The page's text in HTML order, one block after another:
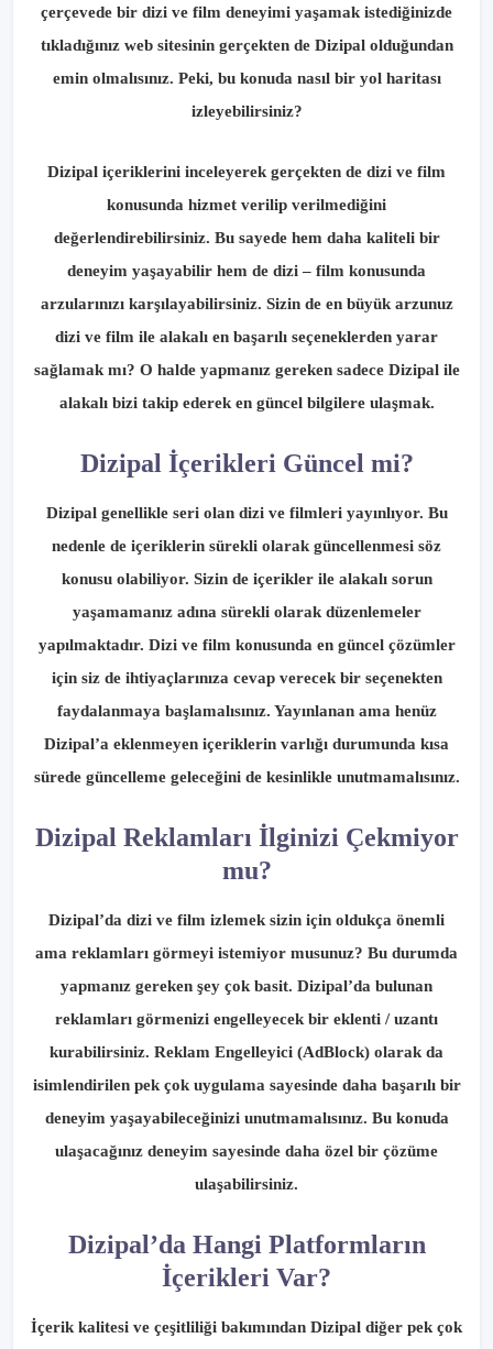
çerçevede bir dizi ve film deneyimi yaşamak istediğinizde
tıkladığınız web sitesinin gerçekten de Dizipal olduğundan
emin olmalısınız. Peki, bu konuda nasıl bir yol haritası
izleyebilirsiniz?
Dizipal içeriklerini inceleyerek gerçekten de dizi ve film
konusunda hizmet verilip verilmediğini
değerlendirebilirsiniz. Bu sayede hem daha kaliteli bir
deneyim yaşayabilir hem de dizi – film konusunda
arzularınızı karşılayabilirsiniz. Sizin de en büyük arzunuz
dizi ve film ile alakalı en başarılı seçeneklerden yarar
sağlamak mı? O halde yapmanız gereken sadece Dizipal ile
alakalı bizi takip ederek en güncel bilgilere ulaşmak.
Dizipal İçerikleri Güncel mi?
Dizipal genellikle seri olan dizi ve filmleri yayınlıyor. Bu
nedenle de içeriklerin sürekli olarak güncellenmesi söz
konusu olabiliyor. Sizin de içerikler ile alakalı sorun
yaşamamanız adına sürekli olarak düzenlemeler
yapılmaktadır. Dizi ve film konusunda en güncel çözümler
için siz de ihtiyaçlarınıza cevap verecek bir seçenekten
faydalanmaya başlamalısınız. Yayınlanan ama henüz
Dizipal’a eklenmeyen içeriklerin varlığı durumunda kısa
sürede güncelleme geleceğini de kesinlikle unutmamalısınız.
Dizipal Reklamları İlginizi Çekmiyor
mu?
Dizipal’da dizi ve film izlemek sizin için oldukça önemli
ama reklamları görmeyi istemiyor musunuz? Bu durumda
yapmanız gereken şey çok basit. Dizipal’da bulunan
reklamları görmenizi engelleyecek bir eklenti / uzantı
kurabilirsiniz. Reklam Engelleyici (AdBlock) olarak da
isimlendirilen pek çok uygulama sayesinde daha başarılı bir
deneyim yaşayabileceğinizi unutmamalısınız. Bu konuda
ulaşacağınız deneyim sayesinde daha özel bir çözüme
ulaşabilirsiniz.
Dizipal’da Hangi Platformların
İçerikleri Var?
İçerik kalitesi ve çeşitliliği bakımından Dizipal diğer pek çok